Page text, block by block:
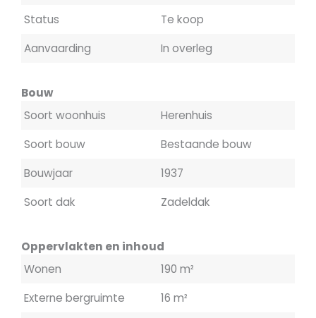
Status
Te koop
Aanvaarding
In overleg
Bouw
Soort woonhuis
Herenhuis
Soort bouw
Bestaande bouw
Bouwjaar
1937
Soort dak
Zadeldak
Oppervlakten en inhoud
Wonen
190 m²
Externe bergruimte
16 m²